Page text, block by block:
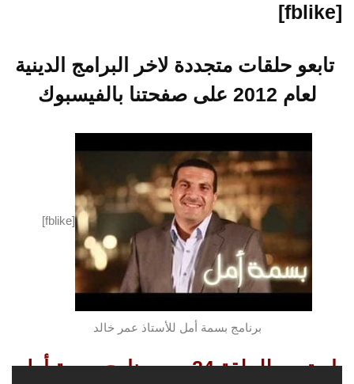
[fblike]
تابعو حلقات متجددة لاخر البرامج الدينية
لعام 2012 على صفحتنا بالفيسبوك
[fblike]
برنامج بسمة أمل للأستاذ عمر خالد
استمعو للحلقة 24 من برنامج بسمة أمل